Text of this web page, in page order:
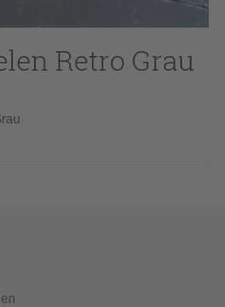
Retro Grau